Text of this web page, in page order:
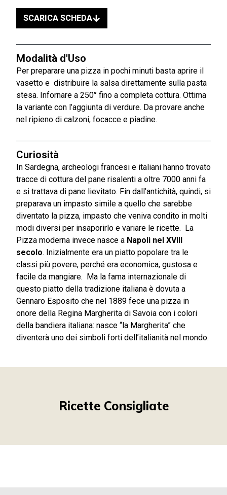
SCARICA SCHEDA
Modalità d'Uso
Per preparare una pizza in pochi minuti basta aprire il
vasetto e distribuire la salsa direttamente sulla pasta
stesa. Infornare a 250° fino a completa cottura. Ottima
la variante con l’aggiunta di verdure. Da provare anche
nel ripieno di calzoni, focacce e piadine.
Curiosità
In Sardegna, archeologi francesi e italiani hanno trovato
tracce di cottura del pane risalenti a oltre 7000 anni fa
e si trattava di pane lievitato. Fin dall’antichità, quindi, si
preparava un impasto simile a quello che sarebbe
diventato la pizza, impasto che veniva condito in molti
modi diversi per insaporirlo e variare le ricette. La
Pizza moderna invece nasce a Napoli nel XVIII
secolo. Inizialmente era un piatto popolare tra le
classi più povere, perché era economica, gustosa e
facile da mangiare. Ma la fama internazionale di
questo piatto della tradizione italiana è dovuta a
Gennaro Esposito che nel 1889 fece una pizza in
onore della Regina Margherita di Savoia con i colori
della bandiera italiana: nasce “la Margherita” che
diventerà uno dei simboli forti dell’italianità nel mondo.
Ricette Consigliate